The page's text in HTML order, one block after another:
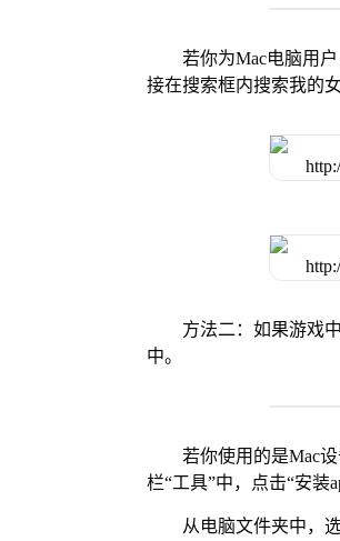
若你为Mac电脑用
接在搜索框内搜索我的
方法二：如果游戏
中。
若你使用的是Mac
栏“工具”中，点击“安装
从电脑文件夹中，